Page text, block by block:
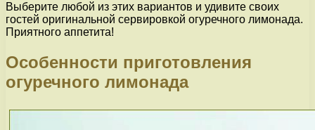
Выберите любой из этих вариантов и удивите своих
гостей оригинальной сервировкой огуречного лимонада.
Приятного аппетита!
Особенности приготовления
огуречного лимонада